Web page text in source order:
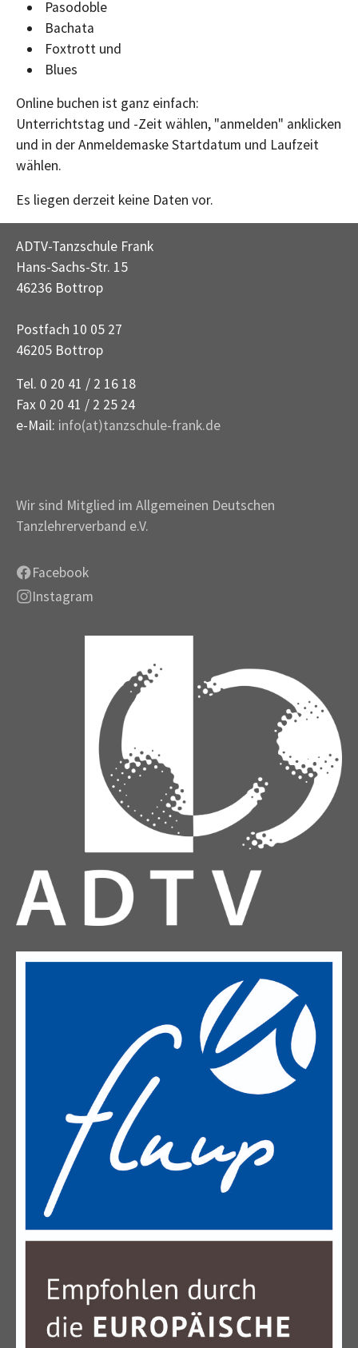
Pasodoble
Bachata
Foxtrott und
Blues
Online buchen ist ganz einfach:
Unterrichtstag und -Zeit wählen, "anmelden" anklicken
und in der Anmeldemaske Startdatum und Laufzeit
wählen.
Es liegen derzeit keine Daten vor.
ADTV-Tanzschule Frank
Hans-Sachs-Str. 15
46236 Bottrop
Postfach 10 05 27
46205 Bottrop
Tel. 0 20 41 / 2 16 18
Fax 0 20 41 / 2 25 24
e-Mail: info(at)tanzschule-frank.de
Wir sind Mitglied im Allgemeinen Deutschen
Tanzlehrerverband e.V.
Facebook
Instagram